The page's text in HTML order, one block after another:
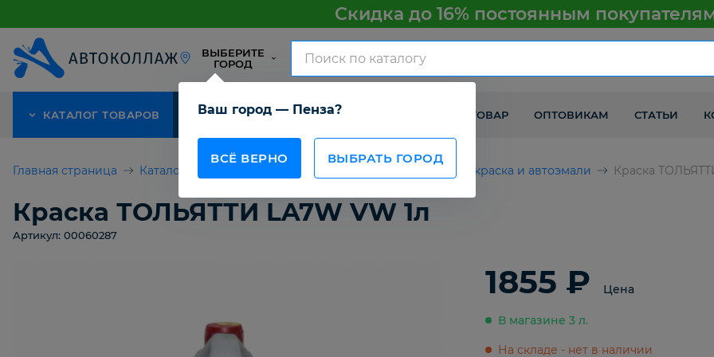
Скидка до 16% постоянным
ВЫБЕРИТЕ
ГОРОД
Ваш город — Пенза?
ВСЁ ВЕРНО ВЫБРАТЬ ГОРОД
КАТАЛОГ ТОВАРОВ АКЦИЯ О КОМПАНИИ КАК ПОЛУЧИТЬ ТОВАР ОПТОВИКАМ СТАТЬИ
Главная страница Каталог товаров Автокраска и автоэмали Краска
Краска ТОЛЬЯТТИ LA7W VW 1л
Артикул: 00060287
1855 ₽ Цена
В магазине 3 л.
На складе - нет в наличии